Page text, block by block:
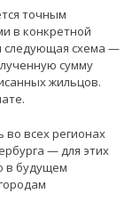
точным
в конкретной
следующая схема —
сумму
жильцов.
всех регионах
— для этих
в будущем